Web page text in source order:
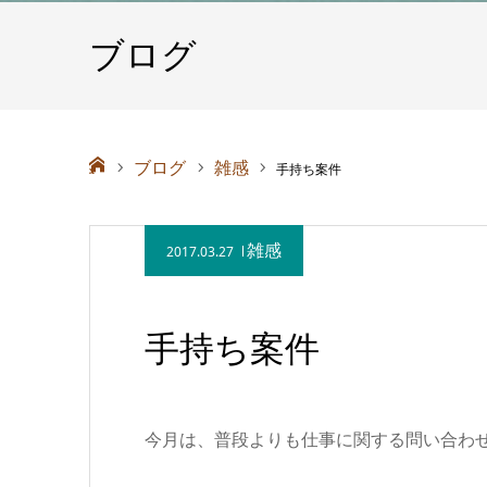
ブログ
ホーム ブログ 雑感 手持ち案件
2017.03.27 雑感
手持ち案件
今月は、普段よりも仕事に関する問い合わ